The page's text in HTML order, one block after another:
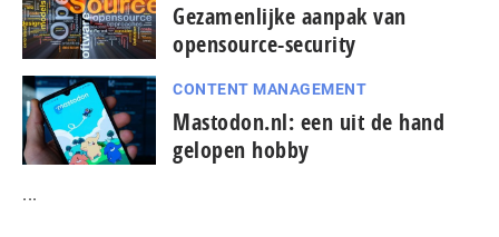
Gezamenlijke aanpak van
opensource-security
CONTENT MANAGEMENT
Mastodon.nl: een uit de hand
gelopen hobby
...